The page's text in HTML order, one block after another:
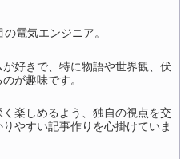
電気エンジニア。
が好きで、特に物語や世界観、伏
が趣味です。
く楽しめるよう、独自の視点を交
りやすい記事作りを心掛けていま